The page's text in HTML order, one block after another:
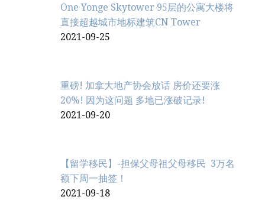
One Yonge Skytower 95层的公寓大楼将
直接超越城市地标建筑CN Tower
2021-09-25
重磅! 加拿大地产协会放话 房价还要涨
20%! 因为这问题 多地已涨破记录!
2021-09-20
【留学移民】-担保父母祖父母移民 3万名
额下周一抽签！
2021-09-18